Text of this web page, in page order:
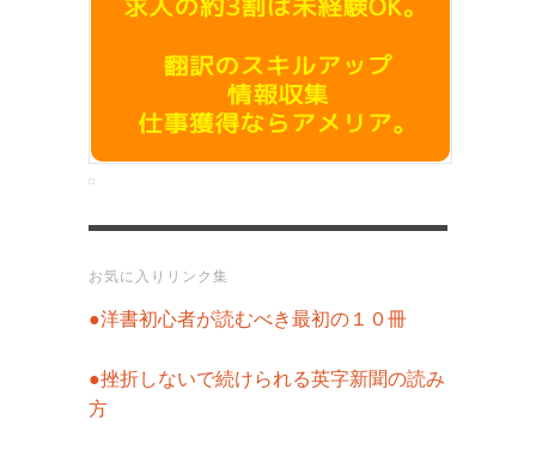
お気に入りリンク集
●洋書初心者が読むべき最初の１０冊
●挫折しないで続けられる英字新聞の読み
方